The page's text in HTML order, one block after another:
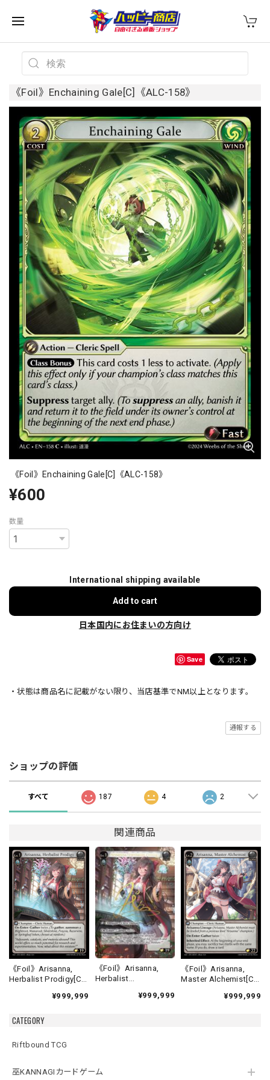
CATEGORY
Riftbound TCG
巫KANNAGIカードゲーム
《Foil》Enchaining Gale[C]《ALC-158》
《Foil》Enchaining Gale[C]《ALC-158》
¥600
数量
International shipping available
Add to cart
日本国内にお住まいの方向け
Save
・状態は商品名に記載がない限り、当店基準でNM以上となります。
通報する
ショップの評価
すべて 187 4 2
関連商品
《Foil》Arisanna,
Herbalist Prodigy[C]
¥999,999
《Foil》Arisanna,
Herbalist
¥999,999
《Foil》Arisanna,
Master Alchemist[C]
¥999,999